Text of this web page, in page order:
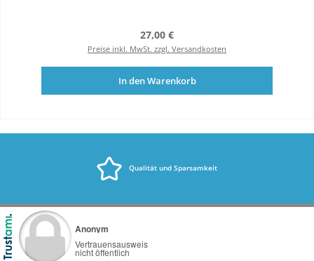
Regulärer Preis:
27,00 €
Preise inkl. MwSt. zzgl. Versandkosten
In den Warenkorb
Qualität und Sparsamkeit